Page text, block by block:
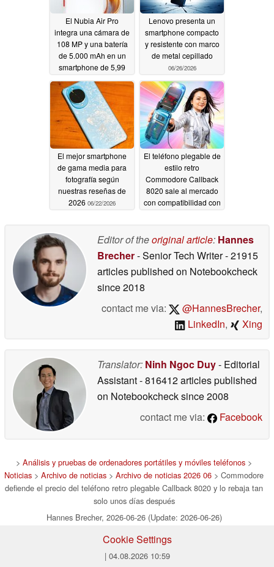
El Nubia Air Pro
integra una cámara de
108 MP y una batería
de 5.000 mAh en un
smartphone de 5,99
06/26/2026
Lenovo presenta un
smartphone compacto
y resistente con marco
de metal cepillado
06/26/2026
El mejor smartphone
de gama media para
fotografía según
nuestras reseñas de
2026 06/22/2026
El teléfono plegable de
estilo retro
Commodore Callback
8020 sale al mercado
con compatibilidad con
Editor of theoriginal article: Hannes
Brecher- Senior Tech Writer- 21915
articles published on Notebookcheck
since 2018
contact me via:
@HannesBrecher,
LinkedIn, Xing
Translator: Ninh Ngoc Duy- Editorial
Assistant- 816412 articles published
on Notebookchecksince 2008
contact me via:
Facebook
> Análisis y pruebas de ordenadores portátiles y móviles teléfonos >
Noticias > Archivo de noticias > Archivo de noticias 2026 06 > Commodore
defiende el precio del teléfono retro plegable Callback 8020 y lo rebaja tan
solo unos días después
Hannes Brecher, 2026-06-26 (Update: 2026-06-26)
Cookie Settings
| 04.08.2026 10:59